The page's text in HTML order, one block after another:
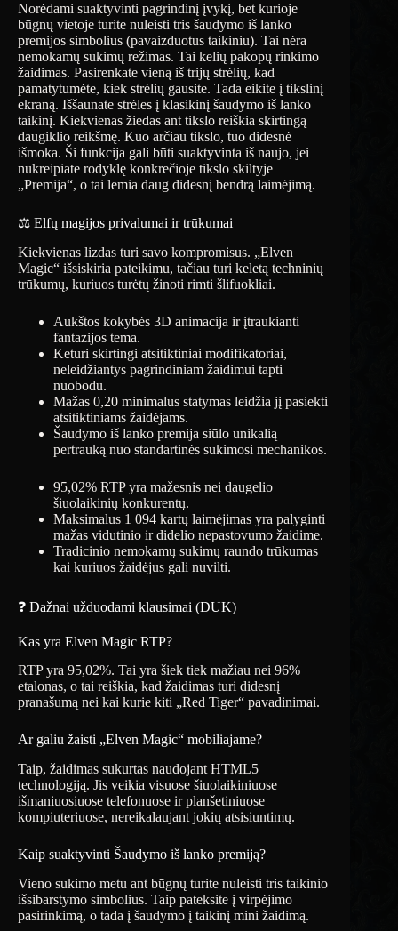
Norėdami suaktyvinti pagrindinį įvykį, bet kurioje
būgnų vietoje turite nuleisti tris šaudymo iš lanko
premijos simbolius (pavaizduotus taikiniu). Tai nėra
nemokamų sukimų režimas. Tai kelių pakopų rinkimo
žaidimas. Pasirenkate vieną iš trijų strėlių, kad
pamatytumėte, kiek strėlių gausite. Tada eikite į tikslinį
ekraną. Iššaunate strėles į klasikinį šaudymo iš lanko
taikinį. Kiekvienas žiedas ant tikslo reiškia skirtingą
daugiklio reikšmę. Kuo arčiau tikslo, tuo didesnė
išmoka. Ši funkcija gali būti suaktyvinta iš naujo, jei
nukreipiate rodyklę konkrečioje tikslo skiltyje
„Premija“, o tai lemia daug didesnį bendrą laimėjimą.
⚖️ Elfų magijos privalumai ir trūkumai
Kiekvienas lizdas turi savo kompromisus. „Elven
Magic“ išsiskiria pateikimu, tačiau turi keletą techninių
trūkumų, kuriuos turėtų žinoti rimti šlifuokliai.
Aukštos kokybės 3D animacija ir įtraukianti
fantazijos tema.
Keturi skirtingi atsitiktiniai modifikatoriai,
neleidžiantys pagrindiniam žaidimui tapti
nuobodu.
Mažas 0,20 minimalus statymas leidžia jį pasiekti
atsitiktiniams žaidėjams.
Šaudymo iš lanko premija siūlo unikalią
pertrauką nuo standartinės sukimosi mechanikos.
95,02% RTP yra mažesnis nei daugelio
šiuolaikinių konkurentų.
Maksimalus 1 094 kartų laimėjimas yra palyginti
mažas vidutinio ir didelio nepastovumo žaidime.
Tradicinio nemokamų sukimų raundo trūkumas
kai kuriuos žaidėjus gali nuvilti.
❓ Dažnai užduodami klausimai (DUK)
Kas yra Elven Magic RTP?
RTP yra 95,02%. Tai yra šiek tiek mažiau nei 96%
etalonas, o tai reiškia, kad žaidimas turi didesnį
pranašumą nei kai kurie kiti „Red Tiger“ pavadinimai.
Ar galiu žaisti „Elven Magic“ mobiliajame?
Taip, žaidimas sukurtas naudojant HTML5
technologiją. Jis veikia visuose šiuolaikiniuose
išmaniuosiuose telefonuose ir planšetiniuose
kompiuteriuose, nereikalaujant jokių atsisiuntimų.
Kaip suaktyvinti Šaudymo iš lanko premiją?
Vieno sukimo metu ant būgnų turite nuleisti tris taikinio
išsibarstymo simbolius. Taip pateksite į virpėjimo
pasirinkimą, o tada į šaudymo į taikinį mini žaidimą.